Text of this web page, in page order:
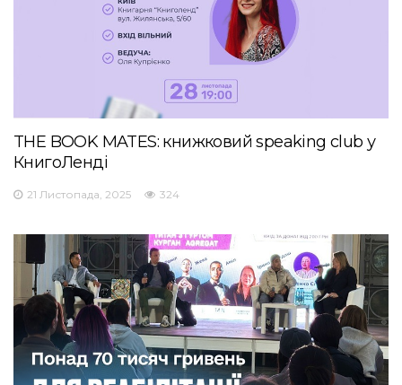
THE BOOK MATES: книжковий speaking club у
КнигоЛенді
21 Листопада, 2025 324